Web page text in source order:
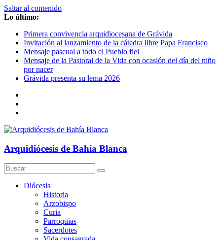
Saltar al contenido
Lo último:
Primera convivencia arquidiocesana de Grávida
Invitación al lanzamiento de la cátedra libre Papa Francisco
Mensaje pascual a todo el Pueblo fiel
Mensaje de la Pastoral de la Vida con ocasión del día del niño
por nacer
Grávida presenta su lema 2026
Arquidiócesis de Bahía Blanca
Diócesis
Historia
Arzobispo
Curia
Parroquias
Sacerdotes